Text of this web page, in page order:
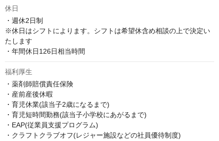
休日
・週休2日制
※休日はシフトによります。シフトは希望休含め相談の上で決定い
たします
・年間休日126日相当時間
福利厚生
・薬剤師賠償責任保険
・産前産後休暇
・育児休業(該当子2歳になるまで)
・育児短時間勤務(該当子小学校にあがるまで)
・EAP(従業員支援プログラム)
・クラフトクラブオフ(レジャー施設などの社員優待制度)